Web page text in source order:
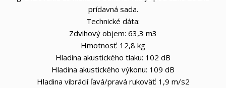
prídavná sada.
Technické dáta:
Zdvihový objem: 63,3 m3
Hmotnosť: 12,8 kg
Hladina akustického tlaku: 102 dB
Hladina akustického výkonu: 109 dB
Hladina vibrácií ľavá/pravá rukoväť: 1,9 m/s2